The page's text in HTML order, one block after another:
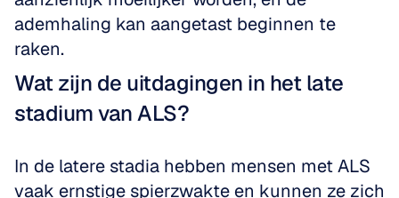
ademhaling kan aangetast beginnen te
raken.
Wat zijn de uitdagingen in het late
stadium van ALS?
In de latere stadia hebben mensen met ALS
vaak ernstige spierzwakte en kunnen ze zich